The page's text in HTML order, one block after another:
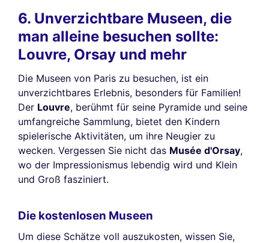
6. Unverzichtbare Museen, die
man alleine besuchen sollte:
Louvre, Orsay und mehr
Die Museen von Paris zu besuchen, ist ein
unverzichtbares Erlebnis, besonders für Familien!
Der Louvre, berühmt für seine Pyramide und seine
umfangreiche Sammlung, bietet den Kindern
spielerische Aktivitäten, um ihre Neugier zu
wecken. Vergessen Sie nicht das Musée d'Orsay,
wo der Impressionismus lebendig wird und Klein
und Groß fasziniert.
Die kostenlosen Museen
Um diese Schätze voll auszukosten, wissen Sie,